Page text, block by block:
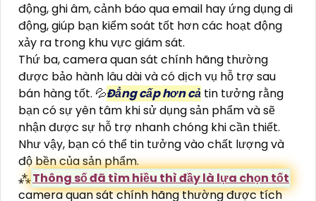
động, ghi âm, cảnh báo qua email hay ứng dụng di
động, giúp bạn kiểm soát tốt hơn các hoạt động
xảy ra trong khu vực giám sát.
Thứ ba, camera quan sát chính hãng thường
được bảo hành lâu dài và có dịch vụ hỗ trợ sau
bán hàng tốt. 💦Đẳng cấp hơn cả tin tưởng rằng
bạn có sự yên tâm khi sử dụng sản phẩm và sẽ
nhận được sự hỗ trợ nhanh chóng khi cần thiết.
Như vậy, bạn có thể tin tưởng vào chất lượng và
độ bền của sản phẩm.
⁂Thông số đã tìm hiều thì đầy là lựa chọn tốt
camera quan sát chính hãng thường được tích